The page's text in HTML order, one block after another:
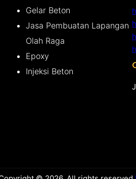
Gelar Beton
Jasa Pembuatan Lapangan
Olah Raga
Epoxy
Injeksi Beton